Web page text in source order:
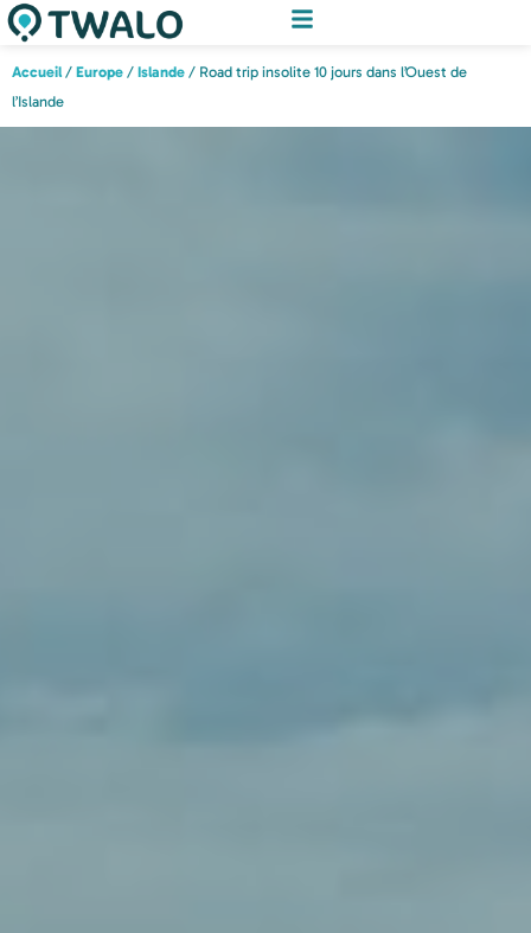
Accueil/ Europe / Islande / Road trip insolite 10 jours dans l’Ouest de
l’Islande